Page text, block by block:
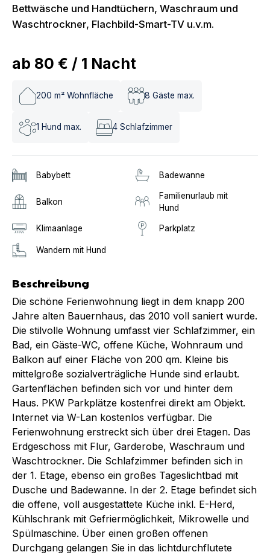
Bettwäsche und Handtüchern, Waschraum und
Waschtrockner, Flachbild-Smart-TV u.v.m.
ab 80 € / 1 Nacht
200 m² Wohnfläche 8 Gäste max.
1 Hund max. 4 Schlafzimmer
Babybett Badewanne
Balkon
Familienurlaub mit
Hund
Klimaanlage Parkplatz
Wandern mit Hund
Beschreibung
Die schöne Ferienwohnung liegt in dem knapp 200
Jahre alten Bauernhaus, das 2010 voll saniert wurde.
Die stilvolle Wohnung umfasst vier Schlafzimmer, ein
Bad, ein Gäste-WC, offene Küche, Wohnraum und
Balkon auf einer Fläche von 200 qm. Kleine bis
mittelgroße sozialverträgliche Hunde sind erlaubt.
Gartenflächen befinden sich vor und hinter dem
Haus. PKW Parkplätze kostenfrei direkt am Objekt.
Internet via W-Lan kostenlos verfügbar. Die
Ferienwohnung erstreckt sich über drei Etagen. Das
Erdgeschoss mit Flur, Garderobe, Waschraum und
Waschtrockner. Die Schlafzimmer befinden sich in
der 1. Etage, ebenso ein großes Tageslichtbad mit
Dusche und Badewanne. In der 2. Etage befindet sich
die offene, voll ausgestattete Küche inkl. E-Herd,
Kühlschrank mit Gefriermöglichkeit, Mikrowelle und
Spülmaschine. Über einen großen offenen
Durchgang gelangen Sie in das lichtdurchflutete